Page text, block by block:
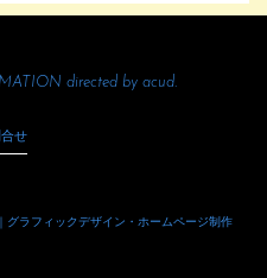
directed by acud.
せ
グラフィックデザイン・ホームページ制作